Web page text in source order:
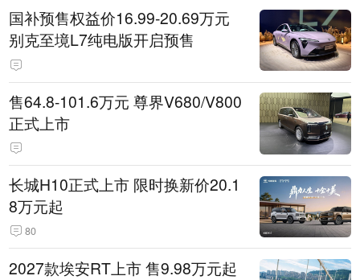
国补预售权益价16.99-20.69万元
别克至境L7纯电版开启预售
售64.8-101.6万元 尊界V680/V800
正式上市
长城H10正式上市 限时换新价20.1
8万元起
80
2027款埃安RT上市 售9.98万元起